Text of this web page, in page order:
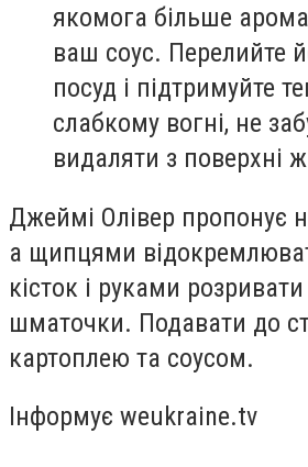
якомога більше
ваш соус. Перелийте
посуд і підтримуйте
слабкому вогні, не
видаляти з поверхні
Джеймі Олівер пропонує
а щипцями
кісток і руками
шматочки. Подавати до
картоплею та соусом.
Інформує weukraine.tv